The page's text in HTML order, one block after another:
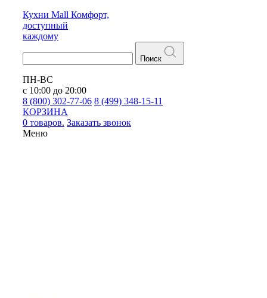
Кухни Mall Комфорт,
доступный
каждому
Поиск
ПН-ВС
с 10:00 до 20:00
8 (800) 302-77-06 8 (499) 348-15-11
КОРЗИНА
0 товаров. Заказать звонок
Меню